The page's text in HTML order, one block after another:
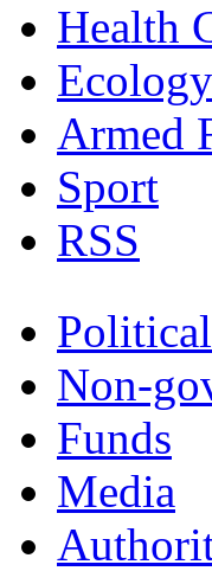
Health
Ecology
Armed
Sport
RSS
Non-
Funds
Мedia